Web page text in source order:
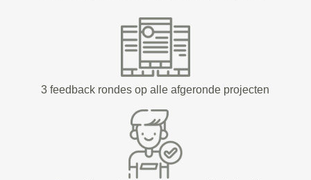
3 feedback rondes op alle afgeronde projecten